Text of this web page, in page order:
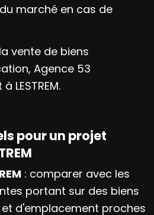
marché en cas de
vente de biens
Agence 53
LESTREM.
pour un projet
: comparer avec les
portant sur des biens
d'emplacement proches